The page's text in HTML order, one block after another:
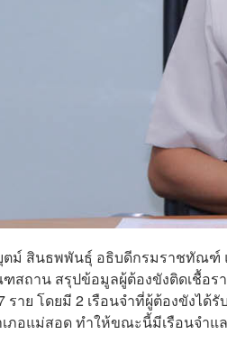
ตม์ สินธพพันธุ์ อธิบดีกรมราชทัณ
สถาน สรุปข้อมูลผู้ต้องขังติดเชื้อร
ราย โดยมี 2 เรือนจำที่ผู้ต้องขังไ
เภอแม่สอด ทำให้ขณะนี้มีเรือนจำ